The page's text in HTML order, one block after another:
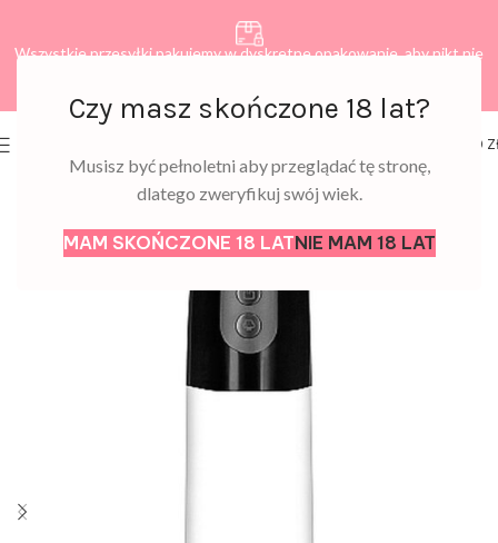
Czy masz skończone 18 lat?
Musisz być pełnoletni aby przeglądać tę stronę,
dlatego zweryfikuj swój wiek.
MAM SKOŃCZONE 18 LATNIE MAM 18 LAT
Wszystkie przesyłki pakujemy w dyskretne opakowanie, aby nikt nie
0,00